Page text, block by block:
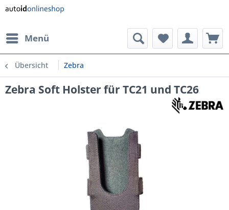
Menü
Übersicht Zebra
Zebra Soft Holster für TC21 und TC26